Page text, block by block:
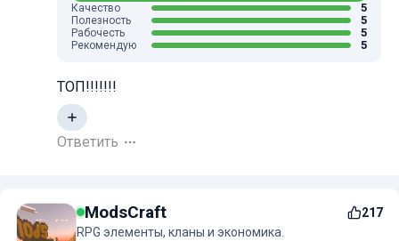
Качество 5
Полезность 5
Рабочесть 5
Рекомендую 5
ТОП!!!!!!!
Ответить
ModsCraft
217
RPG элементы, кланы и экономика.